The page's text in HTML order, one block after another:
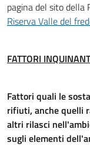
pagina del sito della
Riserva Valle del
FATTORI
Fattori quali le
rifiuti, anche quelli
altri rilasci
sugli elementi